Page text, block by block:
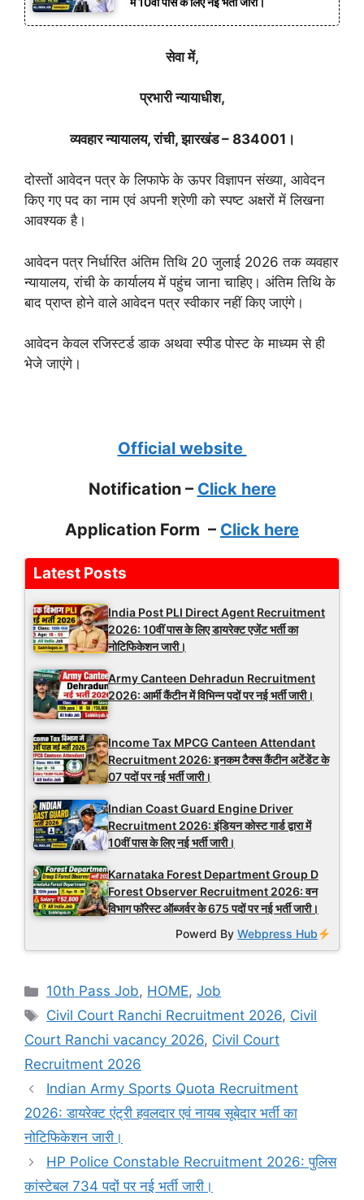
सेवा में,
प्रभारी न्यायाधीश,
व्यवहार न्यायालय, रांची, झारखंड – 834001।
दोस्तों आवेदन पत्र के लिफाफे के ऊपर विज्ञापन संख्या, आवेदन
किए गए पद का नाम एवं अपनी श्रेणी को स्पष्ट अक्षरों में लिखना
आवश्यक है।
आवेदन पत्र निर्धारित अंतिम तिथि 20 जुलाई 2026 तक व्यवहार
न्यायालय, रांची के कार्यालय में पहुंच जाना चाहिए। अंतिम तिथि के
बाद प्राप्त होने वाले आवेदन पत्र स्वीकार नहीं किए जाएंगे।
आवेदन केवल रजिस्टर्ड डाक अथवा स्पीड पोस्ट के माध्यम से ही
भेजे जाएंगे।
Official website
Notification – Click here
Application Form – Click here
Latest Posts
India Post PLI Direct Agent Recruitment
2026: 10वीं पास के लिए डायरेक्ट एजेंट भर्ती का
नोटिफिकेशन जारी।
Army Canteen Dehradun Recruitment
2026: आर्मी कैंटीन में विभिन्न पदों पर नई भर्ती जारी।
Income Tax MPCG Canteen Attendant
Recruitment 2026: इनकम टैक्स कैंटीन अटेंडेंट के
07 पदों पर नई भर्ती जारी।
Indian Coast Guard Engine Driver
Recruitment 2026: इंडियन कोस्ट गार्ड द्वारा में
10वीं पास के लिए नई भर्ती जारी।
Karnataka Forest Department Group D
Forest Observer Recruitment 2026: वन
विभाग फॉरेस्ट ऑब्जर्वर के 675 पदों पर नई भर्ती जारी।
Powerd ByWebpress Hub
Categories
10th Pass Job, HOME,Job
Tags
Civil Court Ranchi Recruitment 2026, Civil
Court Ranchi vacancy 2026, Civil Court
Recruitment 2026
Indian Army Sports Quota Recruitment
2026: डायरेक्ट एंट्री हवलदार एवं नायब सूबेदार भर्ती का
नोटिफिकेशन जारी।
HP Police Constable Recruitment 2026: पुलिस
कांस्टेबल 734 पदों पर नई भर्ती जारी।